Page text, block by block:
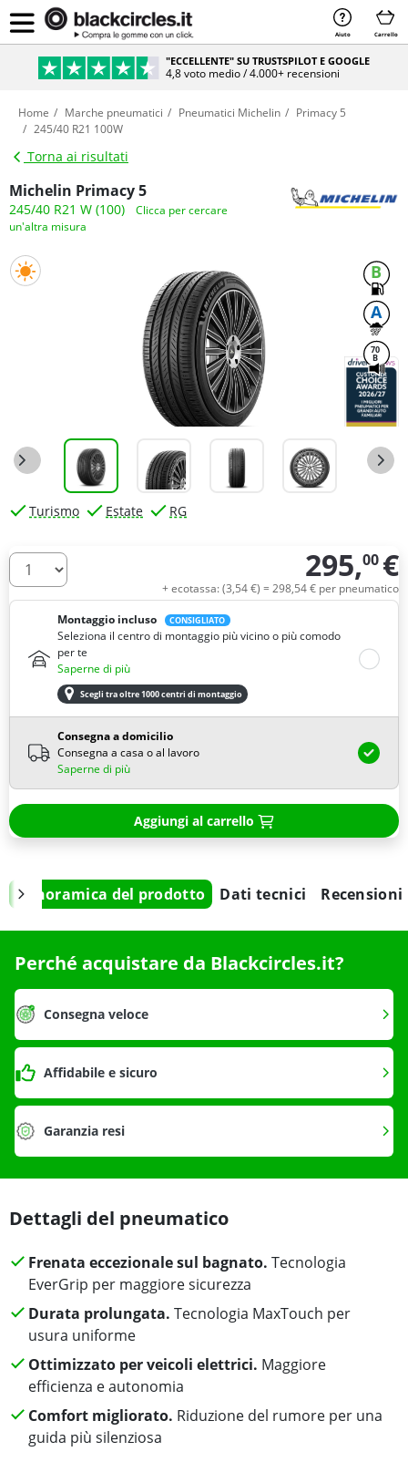
Aiuto Carrello
"ECCELLENTE" SU TRUSTSPILOT E GOOGLE
4,8 voto medio / 4.000+ recensioni
Home Marche pneumatici Pneumatici Michelin
Primacy 5
245/40 R21 100W
Torna ai risultati
Michelin Primacy 5
245/40 R21 W (100)
Clicca per cercare
un'altra misura
B
A
70
B
Turismo Estate RG
Quantità 295,00 €
+ ecotassa: (3,54€) = 298,54€ per pneumatico
Montaggio incluso
CONSIGLIATO
Seleziona il centro di montaggio più vicino o più comodo
per te
Saperne di più
Scegli tra oltre 1000 centri di montaggio
Consegna a domicilio
Consegna a casa o al lavoro
Saperne di più
Aggiungi al carrello
Panoramica del prodotto Dati tecnici Recensioni
Perché acquistare da Blackcircles.it?
Consegna veloce
Affidabile e sicuro
Garanzia resi
Dettagli del pneumatico
Frenata eccezionale sul bagnato. Tecnologia
EverGrip per maggiore sicurezza
Durata prolungata. Tecnologia MaxTouch per
usura uniforme
Ottimizzato per veicoli elettrici. Maggiore
efficienza e autonomia
Comfort migliorato. Riduzione del rumore per una
guida più silenziosa